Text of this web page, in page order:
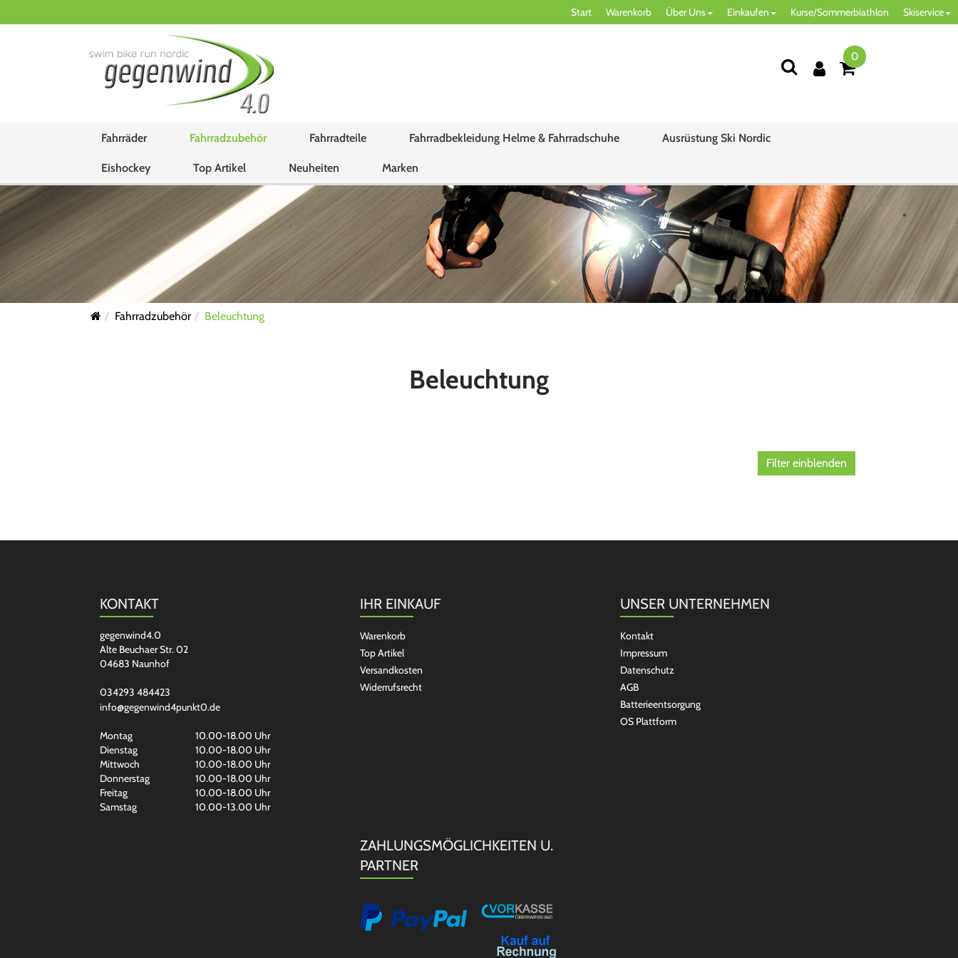
Start Warenkorb Über Uns Einkaufen Kurse/Sommerbiathlon Skiservice
0
Fahrräder Fahrradzubehör Fahrradteile Fahrradbekleidung Helme & Fahrradschuhe Ausrüstung Ski Nordic
Eishockey Top Artikel Neuheiten Marken
Fahrradzubehör Beleuchtung
Beleuchtung
Filter einblenden
KONTAKT
gegenwind4.0
Alte Beuchaer Str. 02
04683 Naunhof
034293 484423
info@gegenwind4punkt0.de
Montag
10.00-18.00 Uhr
Dienstag
10.00-18.00 Uhr
Mittwoch
10.00-18.00 Uhr
Donnerstag
10.00-18.00 Uhr
Freitag
10.00-18.00 Uhr
Samstag
10.00-13.00 Uhr
IHR EINKAUF
Warenkorb
Top Artikel
Versandkosten
Widerrufsrecht
UNSER UNTERNEHMEN
Kontakt
Impressum
Datenschutz
AGB
Batterieentsorgung
OS Plattform
ZAHLUNGSMÖGLICHKEITEN U.
PARTNER